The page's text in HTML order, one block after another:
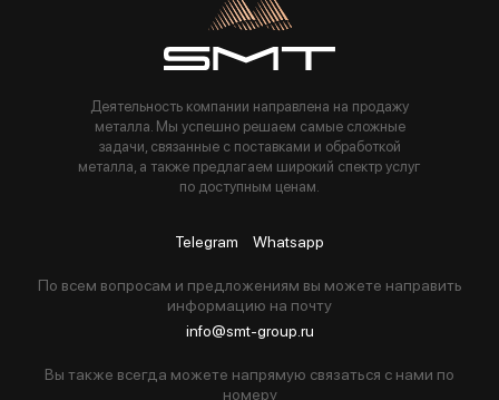
Деятельность компании направлена на продажу
металла. Мы успешно решаем самые сложные
задачи, связанные с поставками и обработкой
металла, а также предлагаем широкий спектр услуг
по доступным ценам.
Telegram Whatsapp
По всем вопросам и предложениям вы можете направить
информацию на почту
info@smt-group.ru
Вы также всегда можете напрямую связаться с нами по
номеру